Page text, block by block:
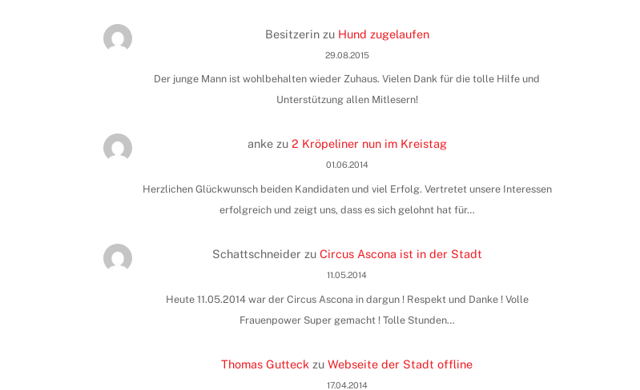
Besitzerinzu Hund zugelaufen
29.08.2015
Der junge Mann ist wohlbehalten wieder Zuhaus. Vielen Dank für die tolle Hilfe und
Unterstützung allen Mitlesern!
ankezu 2 Kröpeliner nun im Kreistag
01.06.2014
Herzlichen Glückwunsch beiden Kandidaten und viel Erfolg. Vertretet unsere Interessen
erfolgreich und zeigt uns, dass es sich gelohnt hat für…
Schattschneider zu Circus Ascona ist in der Stadt
11.05.2014
Heute 11.05.2014 war der Circus Ascona in dargun ! Respekt und Danke ! Volle
Frauenpower Super gemacht ! Tolle Stunden…
Thomas Gutteck zuWebseite der Stadt offline
17.04.2014